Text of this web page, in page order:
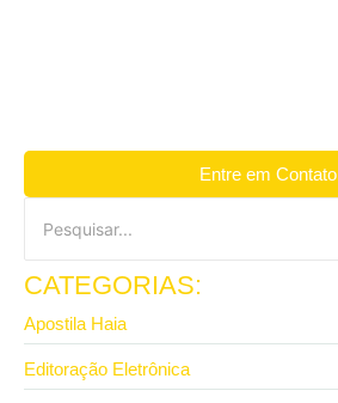
Entre em Contato
CATEGORIAS:
Apostila Haia
Editoração Eletrônica